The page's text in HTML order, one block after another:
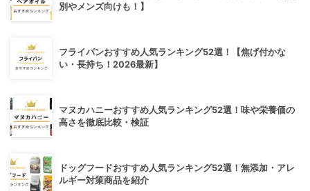
別やメンズ向けも！】
フライパンおすすめ人気ランキング52選！【焦げ付かな
い・長持ち！2026最新】
マヌカハニーおすすめ人気ランキング52選！味や栄養価の
高さを徹底比較・検証
ドッグフードおすすめ人気ランキング52選！無添加・アレ
ルギー対策商品を紹介